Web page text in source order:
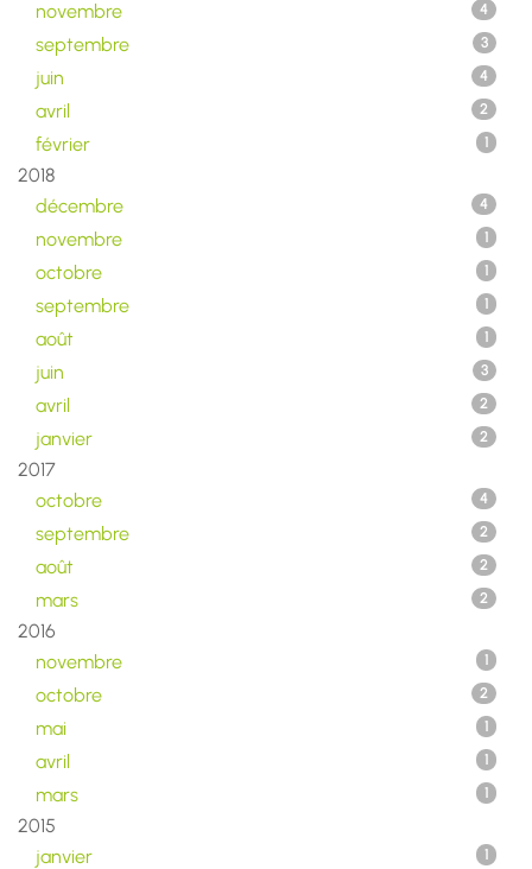
novembre
4
septembre 3
juin 4
avril 2
février 1
2018
décembre
4
novembre 1
octobre 1
septembre 1
août 1
juin 3
avril 2
janvier 2
2017
octobre
4
septembre 2
août 2
mars 2
2016
novembre
1
octobre 2
mai 1
avril 1
mars 1
2015
janvier
1